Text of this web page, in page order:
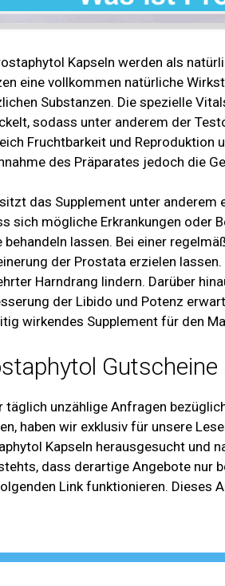
Kapseln werden als
eine vollkommen natürliche
Substanzen. Die spezielle
sodass unter anderem der
Fruchtbarkeit und Reproduktion
des Präparates jedoch die
das Supplement unter anderem
sich mögliche Erkrankungen oder
behandeln lassen. Bei einer
der Prostata erzielen
Harndrang lindern. Darüber
der Libido und Potenz
wirkendes Supplement für den
Gutscheine
täglich unzählige Anfragen
haben wir exklusiv für unsere
Kapseln herausgesucht und
dass derartige Angebote nur
Link funktionieren. Dieses